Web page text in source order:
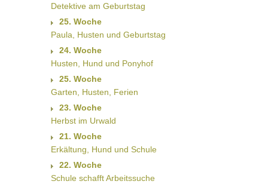
Detektive am Geburtstag
25. Woche
Paula, Husten und Geburtstag
24. Woche
Husten, Hund und Ponyhof
25. Woche
Garten, Husten, Ferien
23. Woche
Herbst im Urwald
21. Woche
Erkältung, Hund und Schule
22. Woche
Schule schafft Arbeitssuche